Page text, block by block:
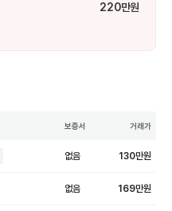
220만원
보증서 거래가
없음 130만원
없음 169만원